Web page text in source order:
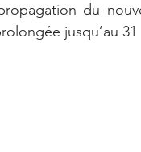
du
jusqu’au 31